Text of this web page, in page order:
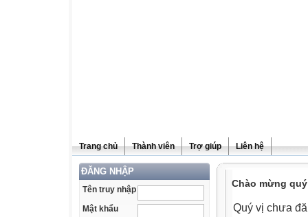
Trang chủ Thành viên Trợ giúp Liên hệ
ĐĂNG NHẬP
Tên truy nhập
Mật khẩu
Chào mừng
Quý vị chưa